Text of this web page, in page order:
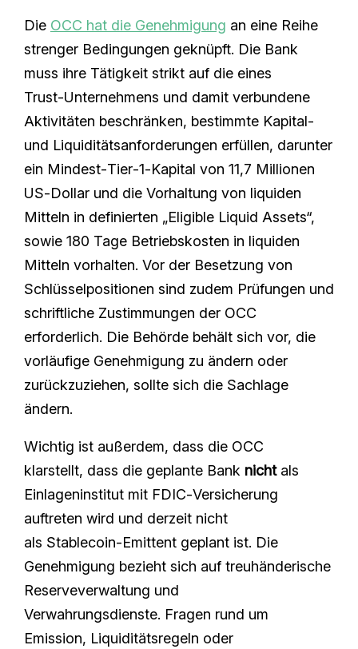
Die OCC hat die Genehmigung an eine Reihe
strenger Bedingungen geknüpft. Die Bank
muss ihre Tätigkeit strikt auf die eines
Trust‑Unternehmens und damit verbundene
Aktivitäten beschränken, bestimmte Kapital‑
und Liquiditätsanforderungen erfüllen, darunter
ein Mindest‑Tier‑1‑Kapital von 11,7 Millionen
US‑Dollar und die Vorhaltung von liquiden
Mitteln in definierten „Eligible Liquid Assets“,
sowie 180 Tage Betriebskosten in liquiden
Mitteln vorhalten. Vor der Besetzung von
Schlüsselpositionen sind zudem Prüfungen und
schriftliche Zustimmungen der OCC
erforderlich. Die Behörde behält sich vor, die
vorläufige Genehmigung zu ändern oder
zurückzuziehen, sollte sich die Sachlage
ändern.
Wichtig ist außerdem, dass die OCC
klarstellt, dass die geplante Bank nichtals
Einlageninstitut mit FDIC‑Versicherung
auftreten wird und derzeit nicht
als Stablecoin‑Emittent geplant ist. Die
Genehmigung bezieht sich auf treuhänderische
Reserveverwaltung und
Verwahrungsdienste. Fragen rund um
Emission, Liquiditätsregeln oder